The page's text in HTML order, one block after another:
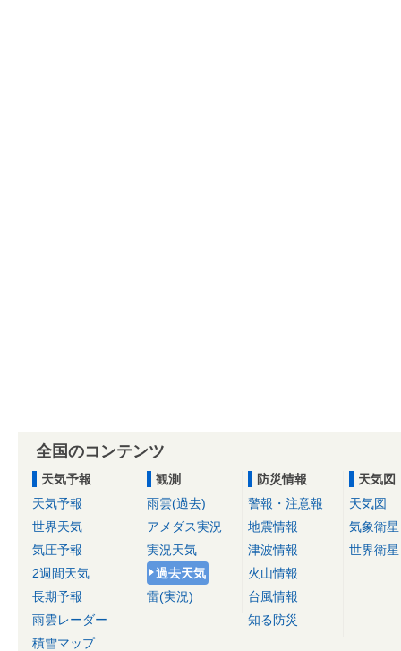
全国のコンテンツ
天気予報
天気予報
世界天気
気圧予報
2週間天気
長期予報
雨雲レーダー
積雪マップ
観測
雨雲(過去)
アメダス実況
実況天気
過去天気
雷(実況)
防災情報
警報・注意報
地震情報
津波情報
火山情報
台風情報
知る防災
天気図
天気図
気象衛星
世界衛星